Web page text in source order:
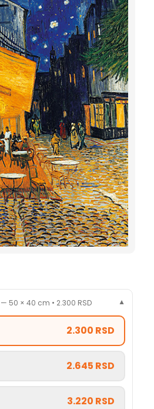
— 50 × 40 cm • 2.300 RSD ▼
2.300 RSD
2.645 RSD
3.220 RSD